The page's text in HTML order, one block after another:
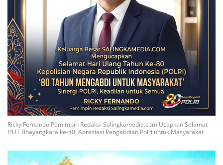
Ricky Fernando Pemimpin Redaksi Salingkamedia.com Ucapkan Selamat
HUT Bhayangkara ke-80, Apresiasi Pengabdian Polri untuk Masyarakat